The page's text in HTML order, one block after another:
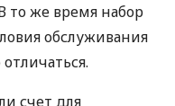
то же время набор
обслуживания
счет для